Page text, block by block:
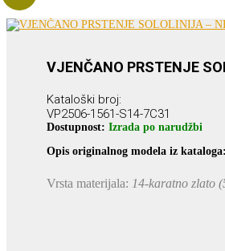
VJENČANO PRSTENJE
Kataloški broj:
VP2506-1561-S14-7C31
Dostupnost: Izrada po narudžbi
Opis originalnog modela iz kataloga:
Vrsta materijala: 14-karatno zlato